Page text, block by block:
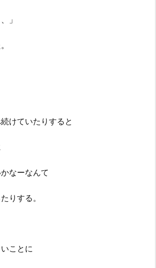
」
けていたりすると
なーなんて
りする。
ことに